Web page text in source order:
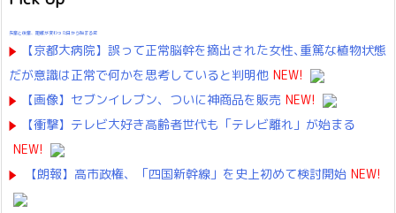
先輩と後輩、距離が変わった日から始まる恋
【京都大病院】誤って正常脳幹を摘出された女性､重篤な植物状態
だが意識は正常で何かを思考していると判明他 NEW!
【画像】セブンイレブン、ついに神商品を販売 NEW!
【衝撃】テレビ大好き高齢者世代も「テレビ離れ」が始まる
NEW!
【朗報】高市政権、「四国新幹線」を史上初めて検討開始 NEW!